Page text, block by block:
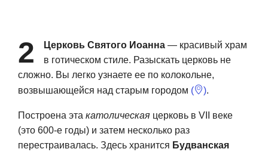
2 Церковь Святого Иоанна — красивый храм
в готическом стиле. Разыскать церковь не
сложно. Вы легко узнаете ее по колокольне,
возвышающейся над старым городом ( ).
Построена эта католическая церковь в VII веке
(это 600-е годы) и затем несколько раз
перестраивалась. Здесь хранится Будванская